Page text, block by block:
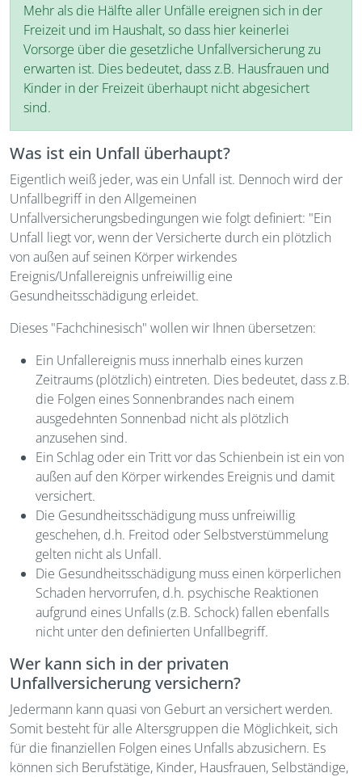
Mehr als die Hälfte aller Unfälle ereignen sich in der
Freizeit und im Haushalt, so dass hier keinerlei
Vorsorge über die gesetzliche Unfallversicherung zu
erwarten ist. Dies bedeutet, dass z.B. Hausfrauen und
Kinder in der Freizeit überhaupt nicht abgesichert
sind.
Was ist ein Unfall überhaupt?
Eigentlich weiß jeder, was ein Unfall ist. Dennoch wird der
Unfallbegriff in den Allgemeinen
Unfallversicherungsbedingungen wie folgt definiert: "Ein
Unfall liegt vor, wenn der Versicherte durch ein plötzlich
von außen auf seinen Körper wirkendes
Ereignis/Unfallereignis unfreiwillig eine
Gesundheitsschädigung erleidet.
Dieses "Fachchinesisch" wollen wir Ihnen übersetzen:
Ein Unfallereignis muss innerhalb eines kurzen
Zeitraums (plötzlich) eintreten. Dies bedeutet, dass z.B.
die Folgen eines Sonnenbrandes nach einem
ausgedehnten Sonnenbad nicht als plötzlich
anzusehen sind.
Ein Schlag oder ein Tritt vor das Schienbein ist ein von
außen auf den Körper wirkendes Ereignis und damit
versichert.
Die Gesundheitsschädigung muss unfreiwillig
geschehen, d.h. Freitod oder Selbstverstümmelung
gelten nicht als Unfall.
Die Gesundheitsschädigung muss einen körperlichen
Schaden hervorrufen, d.h. psychische Reaktionen
aufgrund eines Unfalls (z.B. Schock) fallen ebenfalls
nicht unter den definierten Unfallbegriff.
Wer kann sich in der privaten
Unfallversicherung versichern?
Jedermann kann quasi von Geburt an versichert werden.
Somit besteht für alle Altersgruppen die Möglichkeit, sich
für die finanziellen Folgen eines Unfalls abzusichern. Es
können sich Berufstätige, Kinder, Hausfrauen, Selbständige,